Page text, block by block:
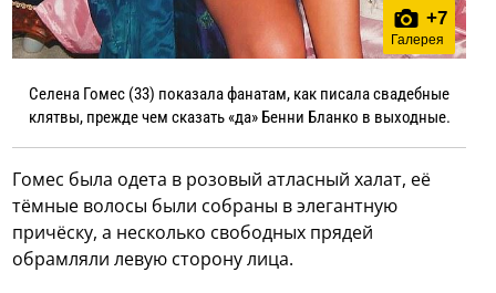
+7
Галерея
Селена Гомес (33) показала фанатам, как писала свадебные
клятвы, прежде чем сказать «да» Бенни Бланко в выходные.
Гомес была одета в розовый атласный халат, её
тёмные волосы были собраны в элегантную
причёску, а несколько свободных прядей
обрамляли левую сторону лица.